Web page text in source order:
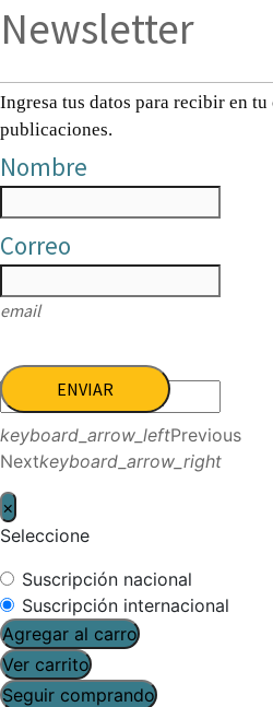
Newsletter
Ingresa tus datos para recibir en
publicaciones.
Nombre
Correo
email
ENVIAR
keyboard_arrow_leftPrevious
Nextkeyboard_arrow_right
×
Seleccione
Suscripción nacional
Suscripción internacional
Agregar al carro
Ver carrito
Seguir comprando